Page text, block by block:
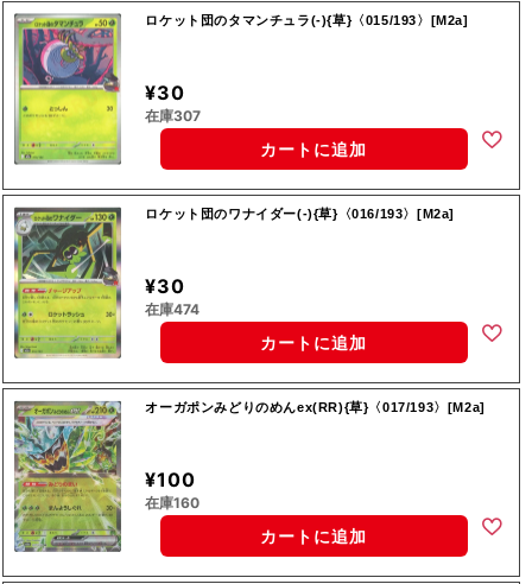
ロケット団のタマンチュラ(-){草}〈015/193〉[M2a]
¥30
在庫307
カートに追加
ロケット団のワナイダー(-){草}〈016/193〉[M2a]
¥30
在庫474
カートに追加
オーガポンみどりのめんex(RR){草}〈017/193〉[M2a]
¥100
在庫160
カートに追加